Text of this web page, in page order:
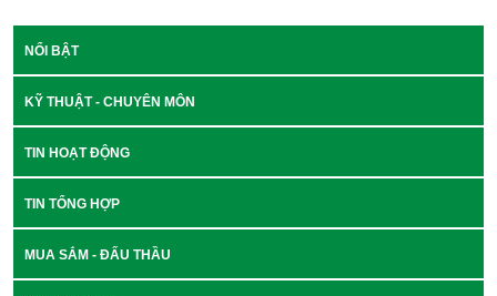
NỔI BẬT
KỸ THUẬT - CHUYÊN MÔN
TIN HOẠT ĐỘNG
TIN TỔNG HỢP
MUA SẮM - ĐẤU THẦU